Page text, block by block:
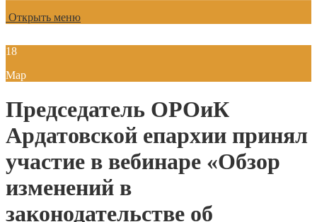
Открыть меню
18
Мар
Председатель ОРОиК
Ардатовской епархии принял
участие в вебинаре «Обзор
изменений в
законодательстве об